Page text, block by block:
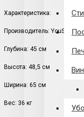
Характеристика:
Производитель: YouSmart
Глубина: 45 см
Высота: 48,5 см
Ширина: 65 см
Вес: 36 кг